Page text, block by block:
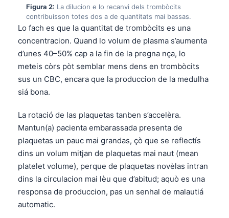
Figura 2: La dilucion e lo recanvi dels trombòcits
contribuisson totes dos a de quantitats mai bassas.
Lo fach es que la quantitat de trombòcits es una
concentracion. Quand lo volum de plasma s’aumenta
d’unes 40–50% cap a la fin de la pregna nça, lo
meteis còrs pòt semblar mens dens en trombòcits
sus un CBC, encara que la produccion de la medulha
siá bona.
La rotació de las plaquetas tanben s’accelèra.
Mantun(a) pacienta embarassada presenta de
plaquetas un pauc mai grandas, çò que se reflectís
dins un volum mitjan de plaquetas mai naut (mean
platelet volume), perque de plaquetas novèlas intran
dins la circulacion mai lèu que d’abitud; aquò es una
responsa de produccion, pas un senhal de malautiá
automatic.